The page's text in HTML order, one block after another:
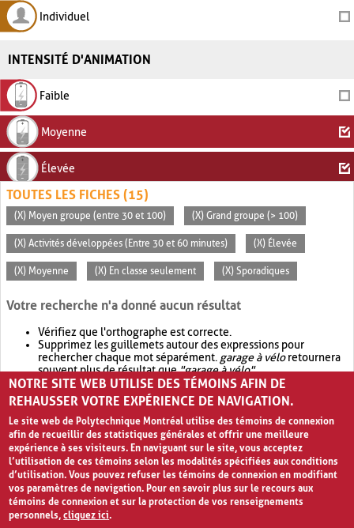
Individuel
INTENSITÉ D'ANIMATION
Faible
Moyenne
Élevée
TOUTES LES FICHES (15)
(X) Moyen groupe (entre 30 et 100) (X) Grand groupe (> 100)
(X) Activités développées (Entre 30 et 60 minutes) (X) Élevée
(X) Moyenne (X) En classe seulement (X) Sporadiques
Votre recherche n'a donné aucun résultat
Vérifiez que l'orthographe est correcte.
Supprimez les guillemets autour des expressions pour
rechercher chaque mot séparément. garage à véloretournera
souvent plus de résultat que"garage à vélo".
Envisagez d'élargir votre recherche avec OR.garage OR vélo
retournera souvent plus de résultat quegarage à vélo
NOTRE SITE WEB UTILISE DES TÉMOINS AFIN DE
REHAUSSER VOTRE EXPÉRIENCE DE NAVIGATION.
Le site web de Polytechnique Montréal utilise des témoins de connexion
afin de recueillir des statistiques générales et offrir une meilleure
expérience à ses visiteurs. En naviguant sur le site, vous acceptez
l’utilisation de ces témoins selon les modalités spécifiées aux conditions
d’utilisation. Vous pouvez refuser les témoins de connexion en modifiant
vos paramètres de navigation. Pour en savoir plus sur le recours aux
témoins de connexion et sur la protection de vos renseignements
personnels,cliquez ici.